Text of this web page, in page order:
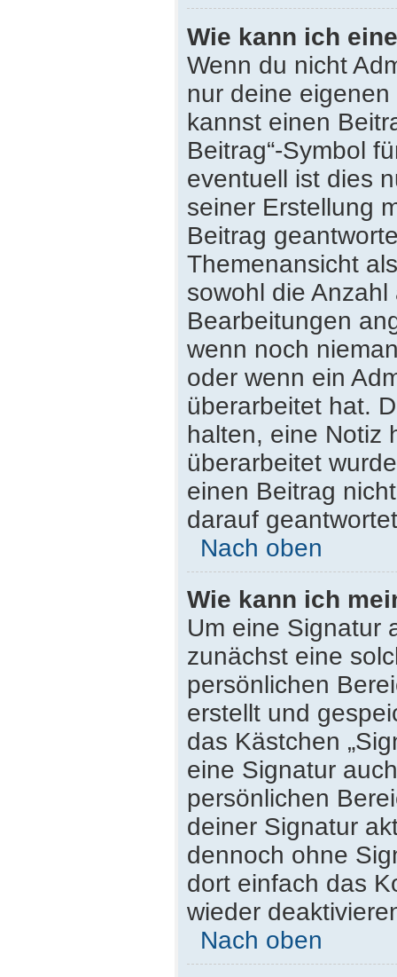
Wie kann ich
Wenn du nicht
nur deine
kannst einen
Beitrag“-Symbol
eventuell ist dies
seiner Erstellung
Beitrag
Themenansicht
sowohl die
Bearbeitungen
wenn noch
oder wenn ein
überarbeitet hat.
halten, eine Notiz
überarbeitet
einen Beitrag
darauf
Nach oben
Wie kann ich
Um eine Signatur
zunächst eine
persönlichen
erstellt und
das Kästchen
eine Signatur
persönlichen
deiner Signatur
dennoch ohne
dort einfach das
wieder
Nach oben